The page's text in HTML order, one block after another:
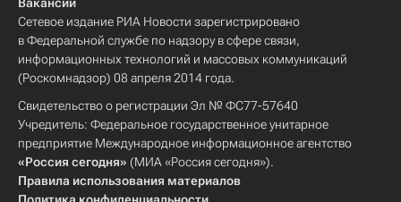
Сетевое издание РИА Новости зарегистрировано
в Федеральной службе по надзору в сфере связи,
информационных технологий и массовых коммуникаций
(Роскомнадзор) 08 апреля 2014 года.
Свидетельство о регистрации Эл № ФС77-57640
Учредитель: Федеральное государственное унитарное
предприятие Международное информационное агентство
«Россия сегодня» (МИА «Россия сегодня»).
Правила использования материалов